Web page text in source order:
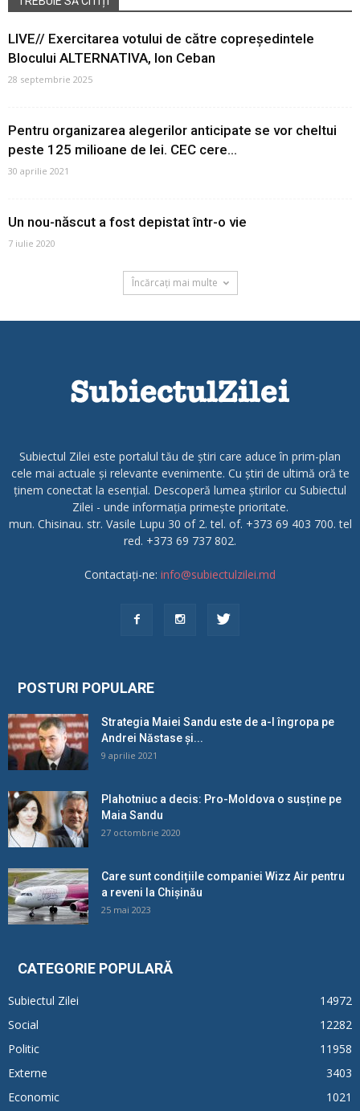
LIVE// Exercitarea votului de către copreședintele
Blocului ALTERNATIVA, Ion Ceban
28 septembrie 2025
Pentru organizarea alegerilor anticipate se vor cheltui
peste 125 milioane de lei. CEC cere...
30 aprilie 2021
Un nou-născut a fost depistat într-o vie
7 iulie 2020
Încărcați mai multe
Subiectul Zilei este portalul tău de știri care aduce în prim-plan
cele mai actuale și relevante evenimente. Cu știri de ultimă oră te
ținem conectat la esențial. Descoperă lumea știrilor cu Subiectul
Zilei - unde informația primește prioritate.
mun. Chisinau. str. Vasile Lupu 30 of 2. tel. of. +373 69 403 700. tel
red. +373 69 737 802.
Contactați-ne: info@subiectulzilei.md
POSTURI POPULARE
Strategia Maiei Sandu este de a-l îngropa pe
Andrei Năstase și...
9 aprilie 2021
Plahotniuc a decis: Pro-Moldova o susține pe
Maia Sandu
27 octombrie 2020
Care sunt condițiile companiei Wizz Air pentru
a reveni la Chișinău
25 mai 2023
CATEGORIE POPULARĂ
Subiectul Zilei
14972
Social
12282
Politic
11958
Externe
3403
Economic
1021